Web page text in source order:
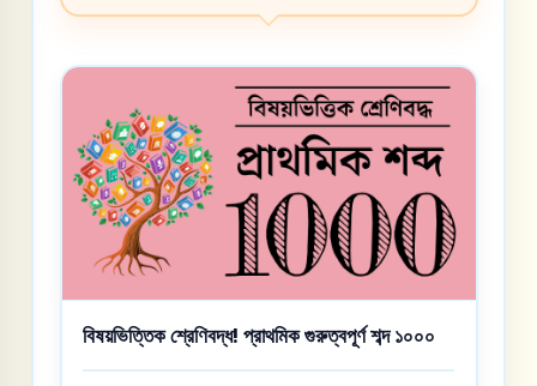
বিষয়ভিত্তিক শ্রেণিবদ্ধ! প্রাথমিক গুরুত্বপূর্ণ শব্দ ১০০০